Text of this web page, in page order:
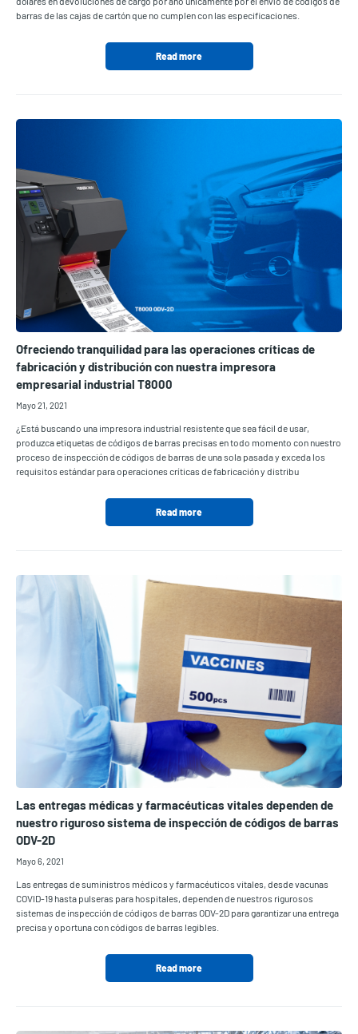
barras de las cajas de cartón que no cumplen con las especificaciones.
Read more
Ofreciendo tranquilidad para las operaciones críticas de
fabricación y distribución con nuestra impresora
empresarial industrial T8000
Mayo 21, 2021
¿Está buscando una impresora industrial resistente que sea fácil de usar,
produzca etiquetas de códigos de barras precisas en todo momento con nuestro
proceso de inspección de códigos de barras de una sola pasada y exceda los
requisitos estándar para operaciones críticas de fabricación y distribu
Read more
Las entregas médicas y farmacéuticas vitales dependen de
nuestro riguroso sistema de inspección de códigos de barras
ODV-2D
Mayo 6, 2021
Las entregas de suministros médicos y farmacéuticos vitales, desde vacunas
COVID-19 hasta pulseras para hospitales, dependen de nuestros rigurosos
sistemas de inspección de códigos de barras ODV-2D para garantizar una entrega
precisa y oportuna con códigos de barras legibles.
Read more